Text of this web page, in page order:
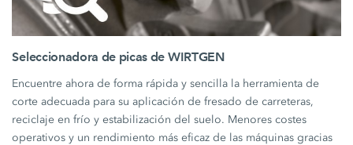
Seleccionadora de picas de WIRTGEN
Encuentre ahora de forma rápida y sencilla la herramienta de
corte adecuada para su aplicación de fresado de carreteras,
reciclaje en frío y estabilización del suelo. Menores costes
operativos y un rendimiento más eficaz de las máquinas gracias